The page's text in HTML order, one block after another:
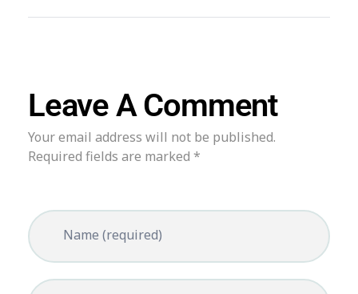
Leave A Comment
Your email address will not be published.
Required fields are marked *
Name (required)